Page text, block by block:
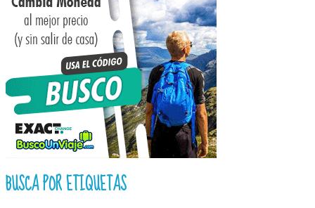
BUSCA POR ETIQUETAS